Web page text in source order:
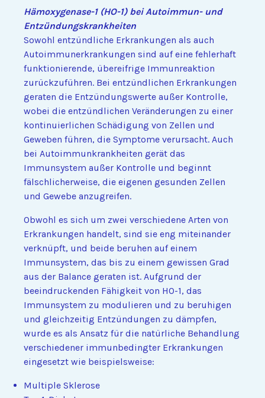
Hämoxygenase-1 (HO-1) bei Autoimmun- und
Entzündungskrankheiten
Sowohl entzündliche Erkrankungen als auch
Autoimmunerkrankungen sind auf eine fehlerhaft
funktionierende, übereifrige Immunreaktion
zurückzuführen. Bei entzündlichen Erkrankungen
geraten die Entzündungswerte außer Kontrolle,
wobei die entzündlichen Veränderungen zu einer
kontinuierlichen Schädigung von Zellen und
Geweben führen, die Symptome verursacht. Auch
bei Autoimmunkrankheiten gerät das
Immunsystem außer Kontrolle und beginnt
fälschlicherweise, die eigenen gesunden Zellen
und Gewebe anzugreifen.
Obwohl es sich um zwei verschiedene Arten von
Erkrankungen handelt, sind sie eng miteinander
verknüpft, und beide beruhen auf einem
Immunsystem, das bis zu einem gewissen Grad
aus der Balance geraten ist. Aufgrund der
beeindruckenden Fähigkeit von HO-1, das
Immunsystem zu modulieren und zu beruhigen
und gleichzeitig Entzündungen zu dämpfen,
wurde es als Ansatz für die natürliche Behandlung
verschiedener immunbedingter Erkrankungen
eingesetzt wie beispielsweise:
Multiple Sklerose